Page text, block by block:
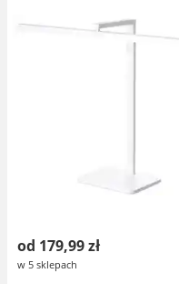
od 179,99 zł
w 5 sklepach